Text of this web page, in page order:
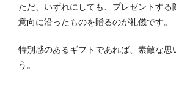
ただ、いずれにしても、プレゼントする
意向に沿ったものを贈るのが礼儀です。
特別感のあるギフトであれば、素敵な思
う。